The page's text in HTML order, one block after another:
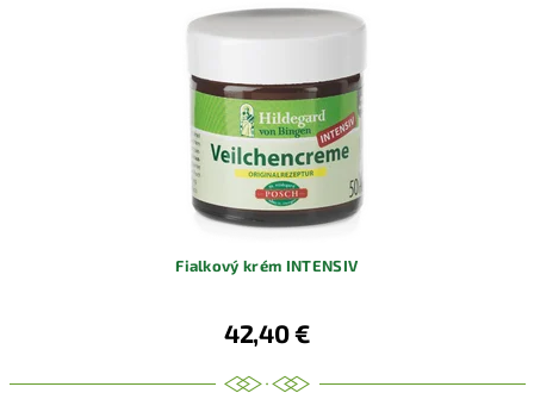
Fialkový krém INTENSIV
42,40 €